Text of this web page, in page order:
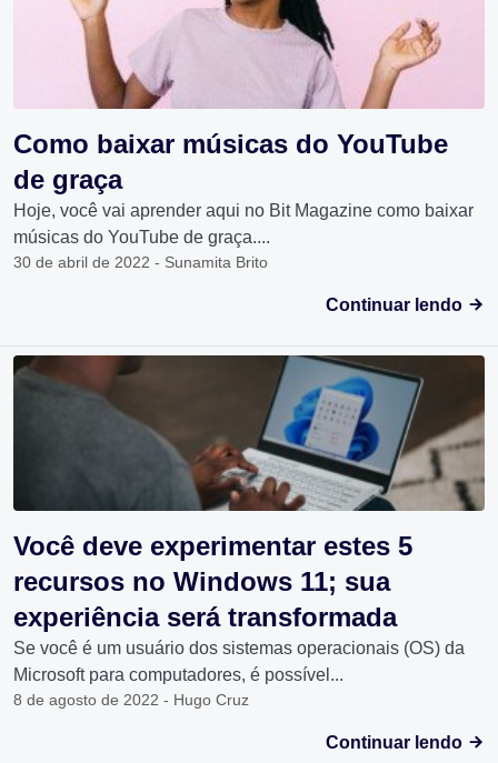
Como baixar músicas do YouTube
de graça
Hoje, você vai aprender aqui no Bit Magazine como baixar
músicas do YouTube de graça....
30 de abril de 2022 - Sunamita Brito
Continuar lendo
Você deve experimentar estes 5
recursos no Windows 11; sua
experiência será transformada
Se você é um usuário dos sistemas operacionais (OS) da
Microsoft para computadores, é possível...
8 de agosto de 2022 - Hugo Cruz
Continuar lendo